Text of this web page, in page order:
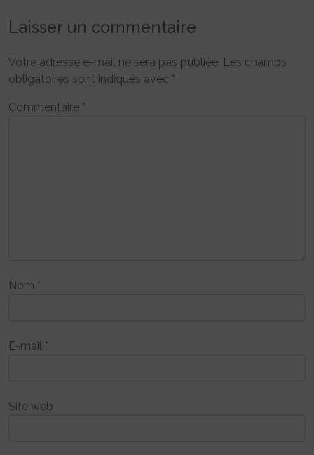
Laisser un commentaire
Votre adresse e-mail ne sera pas publiée. Les champs
obligatoires sont indiqués avec *
Commentaire *
Nom *
E-mail *
Site web